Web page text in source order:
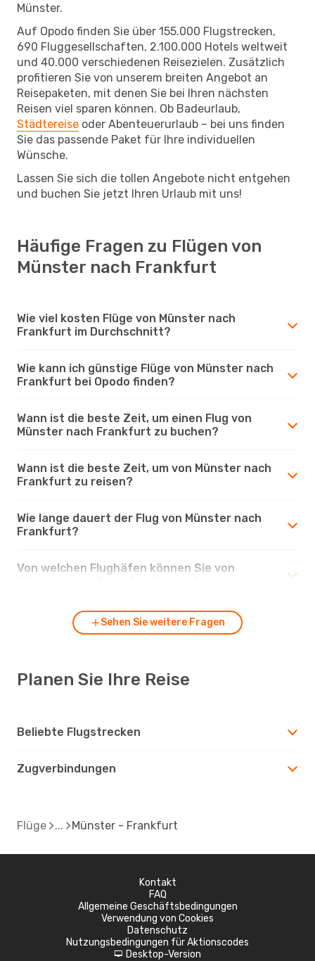
Münster.
Auf Opodo finden Sie über 155.000 Flugstrecken,
690 Fluggesellschaften, 2.100.000 Hotels weltweit
und 40.000 verschiedenen Reisezielen. Zusätzlich
profitieren Sie von unserem breiten Angebot an
Reisepaketen, mit denen Sie bei Ihren nächsten
Reisen viel sparen können. Ob Badeurlaub,
Städtereise oder Abenteuerurlaub – bei uns finden
Sie das passende Paket für Ihre individuellen
Wünsche.
Lassen Sie sich die tollen Angebote nicht entgehen
und buchen Sie jetzt Ihren Urlaub mit uns!
Häufige Fragen zu Flügen von
Münster nach Frankfurt
Wie viel kosten Flüge von Münster nach
Frankfurt im Durchschnitt?
Wie kann ich günstige Flüge von Münster nach
Frankfurt bei Opodo finden?
Wann ist die beste Zeit, um einen Flug von
Münster nach Frankfurt zu buchen?
Wann ist die beste Zeit, um von Münster nach
Frankfurt zu reisen?
Wie lange dauert der Flug von Münster nach
Frankfurt?
Von welchen Flughäfen können Sie von
Sehen Sie weitere Fragen
Planen Sie Ihre Reise
Beliebte Flugstrecken
Zugverbindungen
Flüge Münster - Frankfurt
Kontakt
FAQ
Allgemeine Geschäftsbedingungen
Verwendung von Cookies
Datenschutz
Nutzungsbedingungen für Aktionscodes
d Desktop-Version